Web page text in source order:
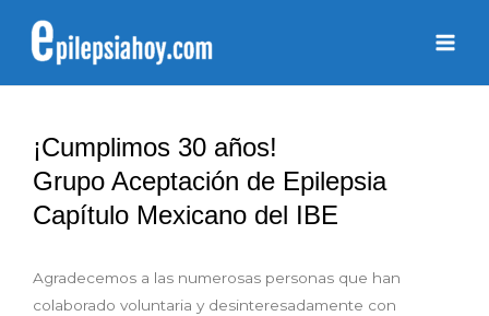
¡Cumplimos 30 años!
Grupo Aceptación de Epilepsia
Capítulo Mexicano del IBE
Agradecemos a las numerosas personas que han
colaborado voluntaria y desinteresadamente con